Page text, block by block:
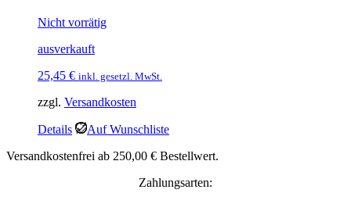
Nicht vorrätig
ausverkauft
25,45 € inkl. gesetzl. MwSt.
zzgl. Versandkosten
Details
Auf Wunschliste
Versandkostenfrei ab 250,00 € Bestellwert.
Zahlungsarten: